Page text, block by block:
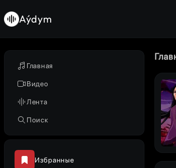
Главная
Видео
Лента
Поиск
Избранные
Aýdym